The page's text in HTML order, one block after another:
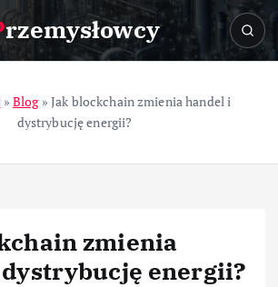
Przemysłowcy
» Blog» Jak blockchain zmienia handel i
dystrybucję energii?
zmienia
energii?